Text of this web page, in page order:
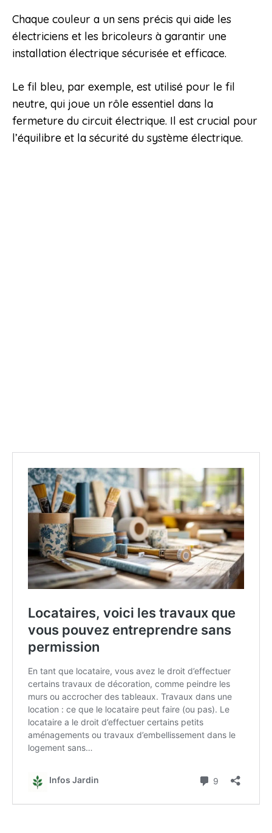
Chaque couleur a un sens précis qui aide les
électriciens et les bricoleurs à garantir une
installation électrique sécurisée et efficace.
Le fil bleu, par exemple, est utilisé pour le fil
neutre, qui joue un rôle essentiel dans la
fermeture du circuit électrique. Il est crucial pour
l’équilibre et la sécurité du système électrique.